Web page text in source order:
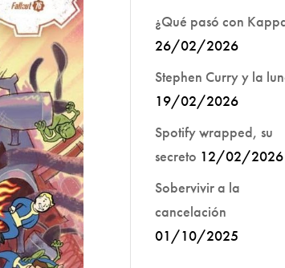
¿Qué pasó con
26/02/2026
Stephen Curry y la
19/02/2026
Spotify wrapped, su
secreto 12/02/2026
Sobervivir a la
cancelación
01/10/2025